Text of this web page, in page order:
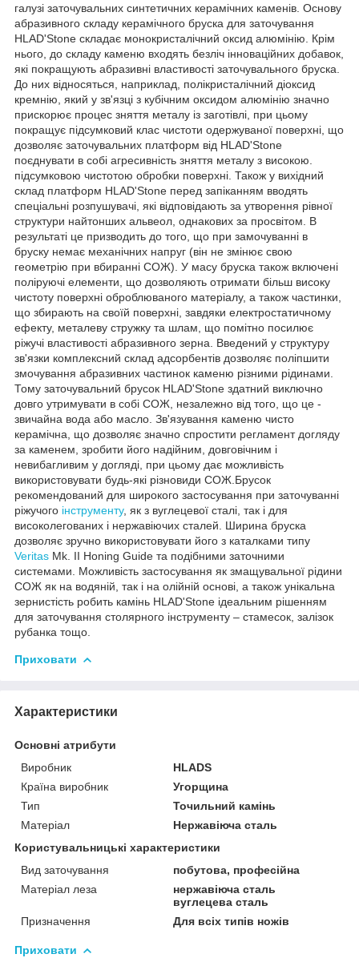
галузі заточувальних синтетичних керамічних каменів. Основу
абразивного складу керамічного бруска для заточування
HLAD'Stone складає монокристалічний оксид алюмінію. Крім
нього, до складу каменю входять безліч інноваційних добавок,
які покращують абразивні властивості заточувального бруска.
До них відносяться, наприклад, полікристалічний діоксид
кремнію, який у зв'язці з кубічним оксидом алюмінію значно
прискорює процес зняття металу із заготівлі, при цьому
покращує підсумковий клас чистоти одержуваної поверхні, що
дозволяє заточувальних платформ від HLAD'Stone
поєднувати в собі агресивність зняття металу з високою.
підсумковою чистотою обробки поверхні. Також у вихідний
склад платформ HLAD'Stone перед запіканням вводять
спеціальні розпушувачі, які відповідають за утворення рівної
структури найтонших альвеол, однакових за просвітом. В
результаті це призводить до того, що при замочуванні в
бруску немає механічних напруг (він не змінює свою
геометрію при вбиранні СОЖ). У масу бруска також включені
поліруючі елементи, що дозволяють отримати більш високу
чистоту поверхні оброблюваного матеріалу, а також частинки,
що збирають на своїй поверхні, завдяки електростатичному
ефекту, металеву стружку та шлам, що помітно посилює
ріжучі властивості абразивного зерна. Введений у структуру
зв'язки комплексний склад адсорбентів дозволяє поліпшити
змочування абразивних частинок каменю різними рідинами.
Тому заточувальний брусок HLAD'Stone здатний виключно
довго утримувати в собі СОЖ, незалежно від того, що це -
звичайна вода або масло. Зв'язування каменю чисто
керамічна, що дозволяє значно спростити регламент догляду
за каменем, зробити його надійним, довговічним і
невибагливим у догляді, при цьому дає можливість
використовувати будь-які різновиди СОЖ.Брусок
рекомендований для широкого застосування при заточуванні
ріжучого інструменту, як з вуглецевої сталі, так і для
високолегованих і нержавіючих сталей. Ширина бруска
дозволяє зручно використовувати його з каталками типу
Veritas Mk. II Honing Guide та подібними заточними
системами. Можливість застосування як змащувальної рідини
СОЖ як на водяній, так і на олійній основі, а також унікальна
зернистість робить камінь HLAD'Stone ідеальним рішенням
для заточування столярного інструменту – стамесок, залізок
рубанка тощо.
Приховати
Характеристики
Основні атрибути
Виробник
HLADS
Країна виробник
Угорщина
Тип
Точильний камінь
Матеріал
Нержавіюча сталь
Користувальницькі характеристики
Вид заточування
побутова, професійна
Матеріал леза
нержавіюча сталь
вуглецева сталь
Призначення
Для всіх типів ножів
Приховати